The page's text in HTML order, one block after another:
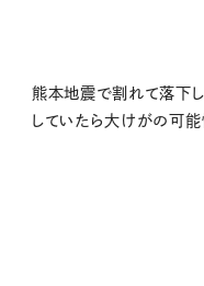
熊本地震で割れて落下し
していたら大けがの可能